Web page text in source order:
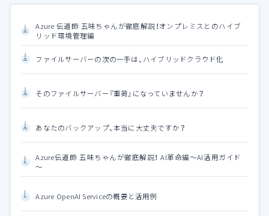
Azure 伝道師 五味ちゃんが徹底解説！オンプレミスとのハイブ
リッド環境管理編
ファイルサーバーの次の一手は、ハイブリッドクラウド化
そのファイルサーバー『重荷』になっていませんか？
あなたのバックアップ、本当に大丈夫ですか？
Azure伝道師 五味ちゃんが徹底解説！ AI革命編～AI活用ガイド
～
Azure OpenAI Serviceの概要と活用例